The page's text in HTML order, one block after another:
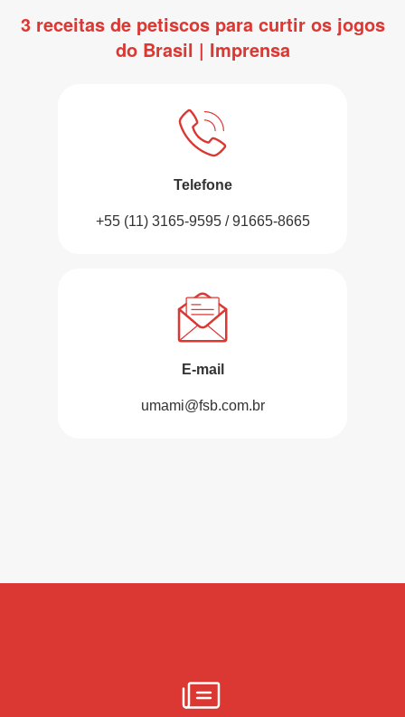
3 receitas de petiscos para curtir os jogos
do Brasil | Imprensa
Telefone
+55 (11) 3165-9595 / 91665-8665
E-mail
umami@fsb.com.br